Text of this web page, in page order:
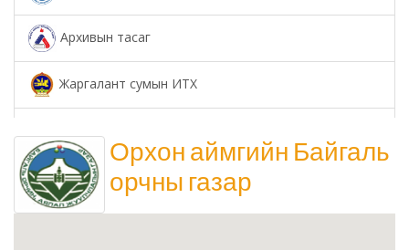
Архивын тасаг
Жаргалант сумын ИТХ
Соёл урлагийн газар
Орхон аймгийн Байгаль
орчны газар